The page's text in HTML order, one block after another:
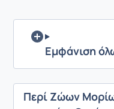
Εμφάνιση
Περί Ζώων